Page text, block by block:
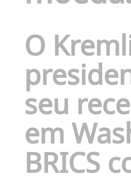
O
seu
em
BRICS